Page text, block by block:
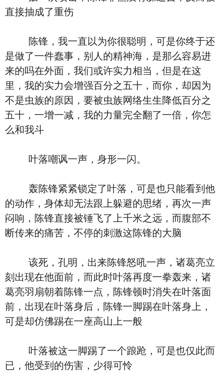
直接抽成了重伤
陈锋，我一直以为你很聪明，可是你终于还
是做了一件蠢事，别人的精神海，是那么容易进
来的吗在外面，我们或许实力相当，但是在这
里，我的实力会增强百分之五十，而你，却因为
不是虫族的原因，要被虫族网络生生降低百分之
五十，一增一减，我的力量完全翻了一倍，你怎
么和我斗
叶落嘲讽一声，身形一闪。
轰陈锋紧紧锁定了叶落，可是也只能看到他
的动作，身体却无法跟上躲避的思绪，再次一声
闷响，陈锋直接被锤飞了上千米之远，而腹部不
断传来的痛苦，不停的刺激这陈锋的大脑
该死，孔明，出来陈锋怒吼一声，诸葛亮立
刻出现在他面前，而此时叶落再度一拳轰来，诸
葛亮羽扇朝着陈锋一点，陈锋顿时消失在叶落面
前，出现在叶落身后，陈锋一脚踢在叶落身上，
可是却仿佛踢在一座高山上一般
叶落被这一脚踢了一个踉跄，可是也仅此而
已，他受到的伤害，少得可怜